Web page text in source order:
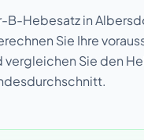
B-Hebesatz in
Sie Ihre
vergleichen Sie den